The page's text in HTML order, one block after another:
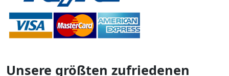
Unsere größten zufriedenen